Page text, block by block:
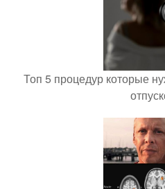
Топ 5 процедур которые